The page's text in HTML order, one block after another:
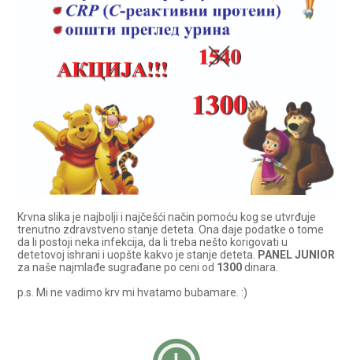
Krvna slika je najbolji i najčešći način pomoću kog se utvrđuje
trenutno zdravstveno stanje deteta. Ona daje podatke o tome
da li postoji neka infekcija, da li treba nešto korigovati u
detetovoj ishrani i uopšte kakvo je stanje deteta.
PANEL JUNIOR
za naše najmlađe sugrađane po ceni od 1300dinara.
p.s. Mi ne vadimo krv mi hvatamo bubamare. :)